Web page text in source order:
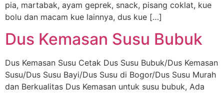
pia, martabak, ayam geprek, snack, pisang coklat, kue
bolu dan macam kue lainnya, dus kue […]
Dus Kemasan Susu Bubuk
Dus Kemasan Susu Cetak Dus Susu Bubuk/Dus Kemasan
Susu/Dus Susu Bayi/Dus Susu di Bogor/Dus Susu Murah
dan Berkualitas Dus Kemasan untuk susu bubuk, Ada